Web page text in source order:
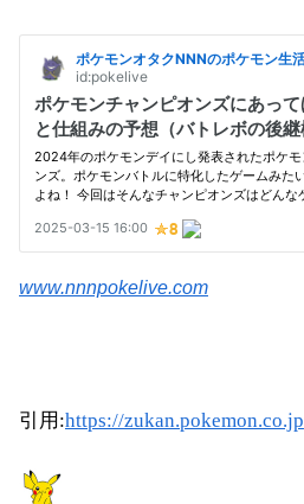
www.nnnpokelive.com
引用:https://zukan.pokemon.co.jp